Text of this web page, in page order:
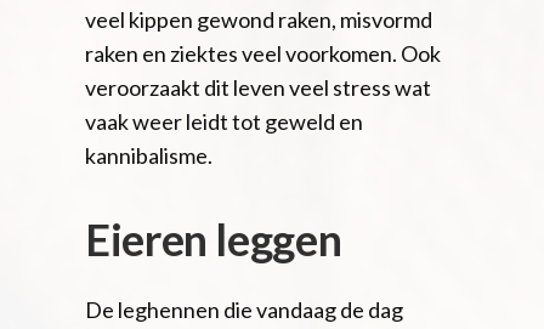
veel kippen gewond raken, misvormd
raken en ziektes veel voorkomen. Ook
veroorzaakt dit leven veel stress wat
vaak weer leidt tot geweld en
kannibalisme.
Eieren leggen
De leghennen die vandaag de dag